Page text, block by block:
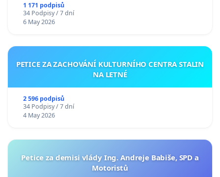
1 171 podpisů
34 Podpisy / 7 dní
6 May 2026
PETICE ZA ZACHOVÁNÍ KULTURNÍHO CENTRA STALIN
NA LETNÉ
2 596 podpisů
34 Podpisy / 7 dní
4 May 2026
Petice za demisi vlády Ing. Andreje Babiše, SPD a
Motoristů